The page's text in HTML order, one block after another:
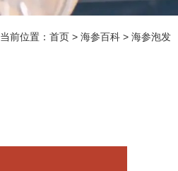
当前位置： 首页 > 海参百科 > 海参泡发